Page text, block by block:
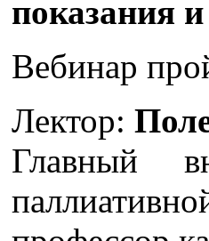
показания
Вебинар
Лектор:
Главный